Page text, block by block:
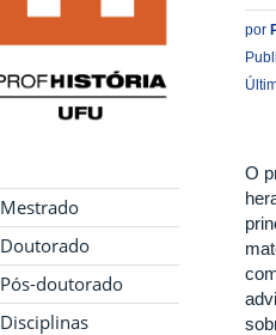
Mestrado
Doutorado
Pós-doutorado
Disciplinas
por
O